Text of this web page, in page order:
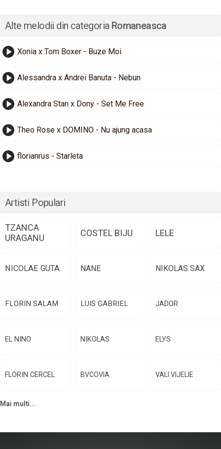
Alte melodii din categoria Romaneasca
Xonia x Tom Boxer - Buze Moi
Alessandra x Andrei Banuta - Nebun
Alexandra Stan x Dony - Set Me Free
Theo Rose x DOMINO - Nu ajung acasa
florianrus - Starleta
Artisti Populari
TZANCA
URAGANU
COSTEL BIJU LELE
NICOLAE GUTA NANE NIKOLAS SAX
FLORIN SALAM LUIS GABRIEL JADOR
EL NINO NIKOLAS ELYS
FLORIN CERCEL BVCOVIA VALI VIJELIE
Mai multi...